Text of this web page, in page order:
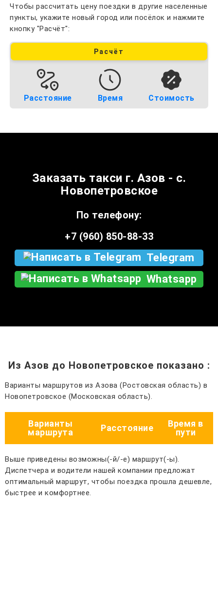
Чтобы рассчитать цену поездки в другие населенные
пункты, укажите новый город или посёлок и нажмите
кнопку "Расчёт":
Расчёт
Расстояние Время Стоимость
Заказать такси г. Азов - с.
Новопетровское
По телефону:
+7 (960) 850-88-33
Telegram
Whatsapp
Из Азов до Новопетровское показано :
Варианты маршрутов из Азова (Ростовская область) в
Новопетровское (Московская область).
Варианты
маршрута
Расстояние
Время в
пути
Выше приведены возможны(-й/-е) маршрут(-ы).
Диспетчера и водители нашей компании предложат
оптимальный маршрут, чтобы поездка прошла дешевле,
быстрее и комфортнее.